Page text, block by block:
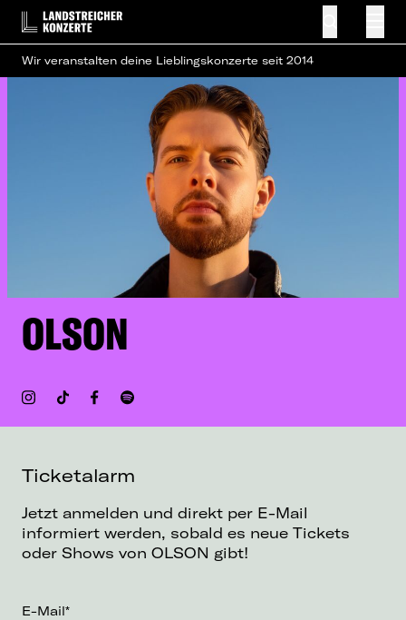
Wir veranstalten deine Lieblingskonzerte seit 2014
OLSON
Ticketalarm
Jetzt anmelden und direkt per E-Mail
informiert werden, sobald es neue Tickets
oder Shows von OLSON gibt!
E-Mail*